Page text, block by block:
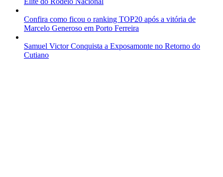
Confira como ficou o ranking TOP20 após a vitória de
Marcelo Generoso em Porto Ferreira
Samuel Victor Conquista a Exposamonte no Retorno do
Cutiano